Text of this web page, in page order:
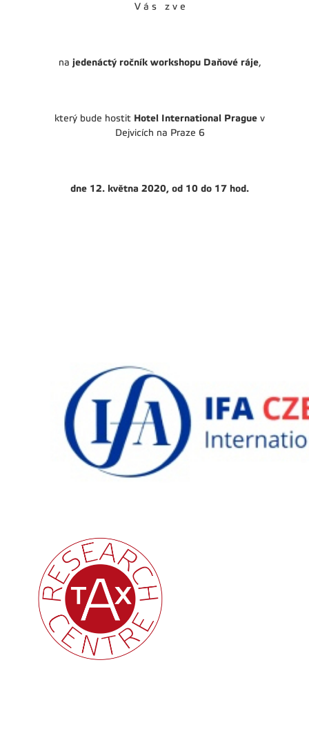
V á s z v e
na jedenáctý ročník workshopu Daňové ráje,
který bude hostit Hotel International Prague v
Dejvicích na Praze 6
dne 12. května 2020, od 10 do 17 hod.